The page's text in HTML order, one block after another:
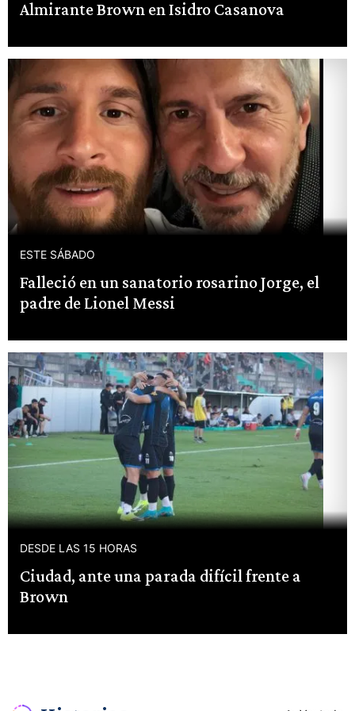
Almirante Brown en Isidro Casanova
ESTE SÁBADO
Falleció en un sanatorio rosarino Jorge, el
padre de Lionel Messi
DESDE LAS 15 HORAS
Ciudad, ante una parada difícil frente a
Brown